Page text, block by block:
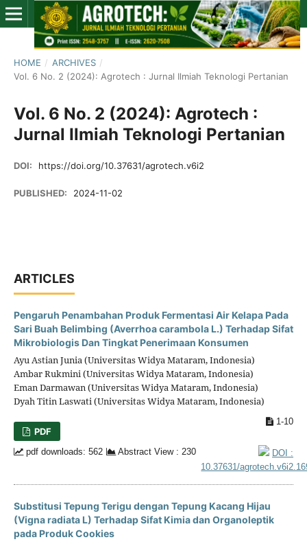
HOME / ARCHIVES /
Vol. 6 No. 2 (2024): Agrotech : Jurnal Ilmiah Teknologi Pertanian
Vol. 6 No. 2 (2024): Agrotech :
Jurnal Ilmiah Teknologi Pertanian
DOI: https://doi.org/10.37631/agrotech.v6i2
PUBLISHED: 2024-11-02
ARTICLES
Pengaruh Penambahan Produk Fermentasi Air Kelapa Pada
Sari Buah Belimbing (Averrhoa carambola L.) Terhadap Sifat
Mikrobiologis Dan Tingkat Penerimaan Konsumen
Ayu Astian Junia (Universitas Widya Mataram, Indonesia)
Ambar Rukmini (Universitas Widya Mataram, Indonesia)
Eman Darmawan (Universitas Widya Mataram, Indonesia)
Dyah Titin Laswati (Universitas Widya Mataram, Indonesia)
PDF
1-10
DOI :
10.37631/
pdf downloads: 562 Abstract View : 230
Substitusi Tepung Terigu dengan Tepung Kacang Hijau
(Vigna radiata L) Terhadap Sifat Kimia dan Organoleptik
pada Produk Cookies